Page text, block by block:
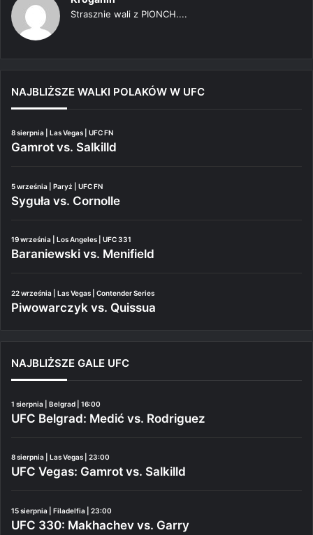
Strasznie wali z PIONCH....
NAJBLIŻSZE WALKI POLAKÓW W UFC
8 sierpnia | Las Vegas | UFC FN
Gamrot vs. Salkilld
5 września | Paryż | UFC FN
Syguła vs. Cornolle
19 września | Los Angeles | UFC 331
Baraniewski vs. Menifield
22 września | Las Vegas | Contender Series
Piwowarczyk vs. Quissua
NAJBLIŻSZE GALE UFC
1 sierpnia | Belgrad | 16:00
UFC Belgrad: Medić vs. Rodriguez
8 sierpnia | Las Vegas | 23:00
UFC Vegas: Gamrot vs. Salkilld
15 sierpnia | Filadelfia | 23:00
UFC 330: Makhachev vs. Garry